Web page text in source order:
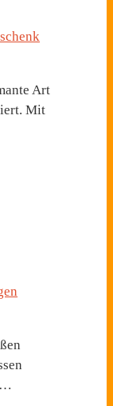
Art
Mit